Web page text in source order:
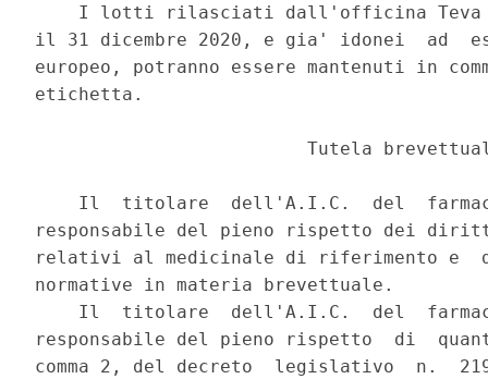
I lotti rilasciati dall'officina
il 31 dicembre 2020, e gia' idonei  ad
europeo, potranno essere mantenuti in
etichetta.
Tutela
Il  titolare  dell'A.I.C.  del
responsabile del pieno rispetto dei
relativi al medicinale di riferimento e
normative in materia brevettuale.
Il  titolare  dell'A.I.C.  del
responsabile del pieno rispetto  di
comma 2, del decreto  legislativo  n.